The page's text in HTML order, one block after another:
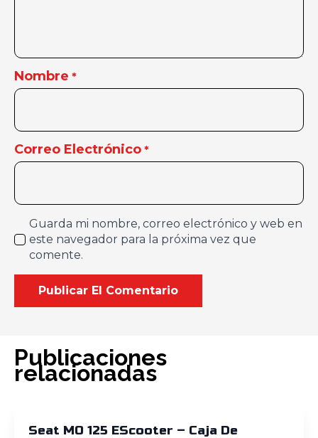
Nombre *
Correo Electrónico *
Guarda mi nombre, correo electrónico y web en
este navegador para la próxima vez que
comente.
Publicaciones
relacionadas
Seat MO 125 EScooter – Caja De